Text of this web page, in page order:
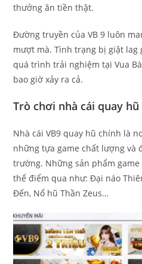
thưởng ăn tiền thật.
Đường truyền của VB 9 luôn
mượt mà. Tình trạng bị giật lag
quá trình trải nghiệm tại Vua
bao giờ xảy ra cả.
Trò chơi nhà cái quay hũ
Nhà cái VB9 quay hũ chính là
những tựa game chất lượng và
trường. Những sản phẩm
thể điểm qua như: Đại náo
Đến, Nổ hũ Thần Zeus…